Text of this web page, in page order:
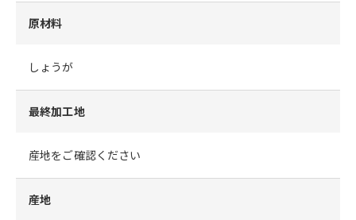
原材料
しょうが
最終加工地
産地をご確認ください
産地